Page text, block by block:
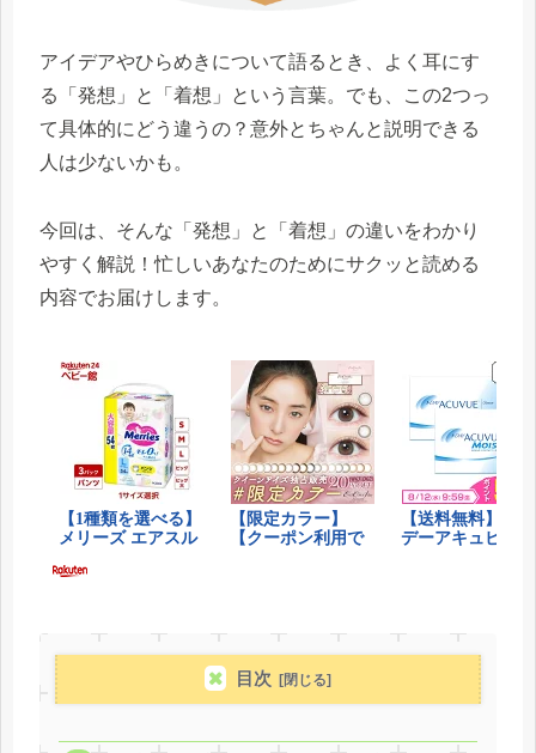
アイデアやひらめきについて語るとき、よく耳にす
る「発想」と「着想」という言葉。でも、この2つっ
て具体的にどう違うの？意外とちゃんと説明できる
人は少ないかも。
今回は、そんな「発想」と「着想」の違いをわかり
やすく解説！忙しいあなたのためにサクッと読める
内容でお届けします。
目次